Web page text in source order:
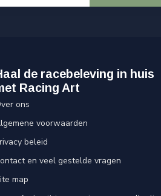
de racebeleving in huis
Racing Art
ons
voorwaarden
beleid
en veel gestelde vragen
map